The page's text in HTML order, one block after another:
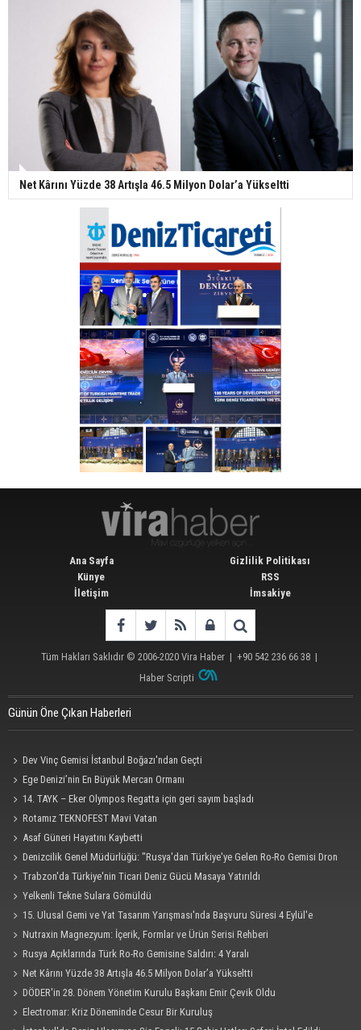
Net Kârını Yüzde 38 Artışla 46.5 Milyon Dolar’a Yükseltti
Ana Sayfa
Künye
İletişim
Gizlilik Politikası
RSS
İmsakiye
Tüm Hakları Saklıdır © 2006-2020 Vira Haber | +90 542 236 66 38 |
Haber Scripti
Günün Öne Çıkan Haberleri
Dev Vinç Gemisi İstanbul Boğazı'ndan Geçti
Ege Denizi’nin En Büyük Mercan Ormanı
14. TAYK – Eker Olympos Regatta için geri sayım başladı
Rotamız TEKNOFEST Mavi Vatan
Asaf Güneri Hayatını Kaybetti
Denizcilik Genel Müdürlüğü: "Rusya'dan Türkiye'ye Gelen Ro-Ro Gemisi Dron
Saldırısına Uğradı"
Trabzon'da Türkiye'nin Ticari Deniz Gücü Masaya Yatırıldı
Yelkenli Tekne Sulara Gömüldü
15. Ulusal Gemi ve Yat Tasarım Yarışması'nda Başvuru Süresi 4 Eylül'e
Uzatıldı
Nutraxin Magnezyum: İçerik, Formlar ve Ürün Serisi Rehberi
Rusya Açıklarında Türk Ro-Ro Gemisine Saldırı: 4 Yaralı
Net Kârını Yüzde 38 Artışla 46.5 Milyon Dolar’a Yükseltti
DÖDER'in 28. Dönem Yönetim Kurulu Başkanı Emir Çevik Oldu
Electromar: Kriz Döneminde Cesur Bir Kuruluş